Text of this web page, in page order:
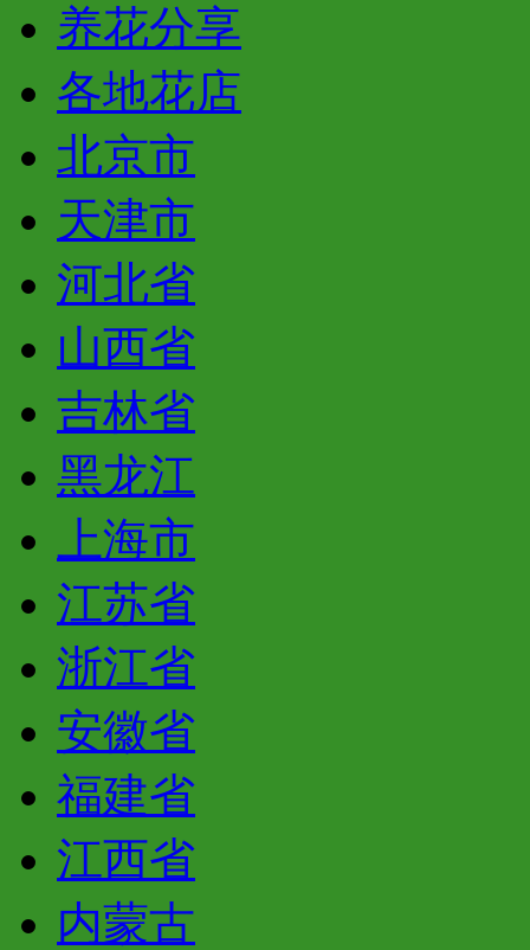
养花分享
各地花店
北京市
天津市
河北省
山西省
吉林省
黑龙江
上海市
江苏省
浙江省
安徽省
福建省
江西省
内蒙古